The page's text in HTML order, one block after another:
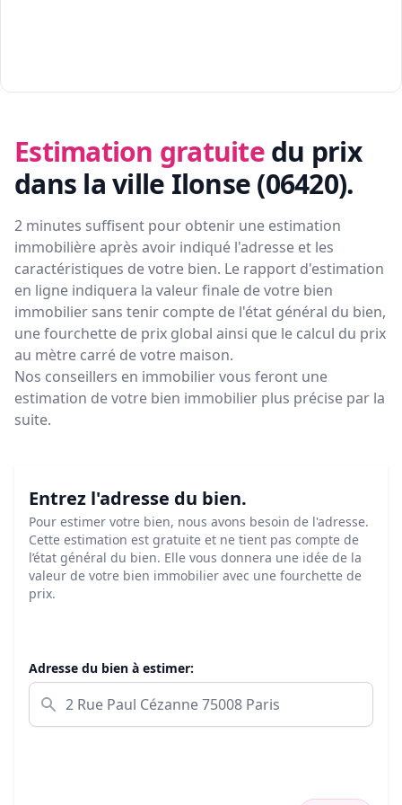
Estimation gratuite du prix
dans la ville Ilonse (06420).
2 minutes suffisent pour obtenir une estimation
immobilière après avoir indiqué l'adresse et les
caractéristiques de votre bien. Le rapport d'estimation
en ligne indiquera la valeur finale de votre bien
immobilier sans tenir compte de l'état général du bien,
une fourchette de prix global ainsi que le calcul du prix
au mètre carré de votre maison.
Nos conseillers en immobilier vous feront une
estimation de votre bien immobilier plus précise par la
suite.
Entrez l'adresse du bien.
Pour estimer votre bien, nous avons besoin de l'adresse.
Cette estimation est gratuite et ne tient pas compte de
l’état général du bien. Elle vous donnera une idée de la
valeur de votre bien immobilier avec une fourchette de
prix.
Adresse du bien à estimer: